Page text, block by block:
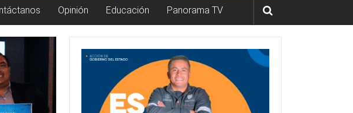
Opinión Educación Panorama TV